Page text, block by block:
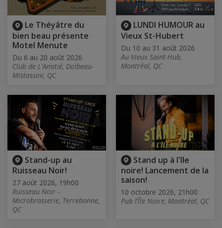
Le Théyâtre du
bien beau présente
Motel Menute
Du 6 au 20 août 2026
Club de L'Amitié, Dolbeau-
Mistassini, QC
LUNDI HUMOUR au
Vieux St-Hubert
Du 10 au 31 août 2026
Au Vieux Saint-Hub,
Montréal, QC
Stand-up au
Ruisseau Noir!
27 août 2026, 19h00
Ruisseau Noir -
Microbrasserie, Terrebonne,
QC
Stand up à l'île
noire! Lancement de la
saison!
10 octobre 2026, 21h00
Pub l’Île Noire, Montréal, QC